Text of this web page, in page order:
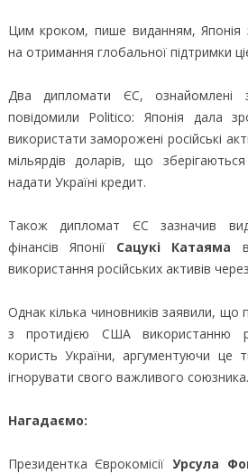
Цим кроком, пише виданням, Японія
на отримання глобальної підтримки
Два дипломати ЄС, ознайомлені
повідомили Politico: Японія дала
використати заморожені російські
мільярдів доларів, що
надати Україні кредит.
Також дипломат ЄС зазначив
фінансів Японії Сацукі Катаяма
використання російських активів
Однак кілька чиновників заявили, що
з протидією США використанню
користь України, аргументуючи
ігнорувати свого важливого союзника.
Нагадаємо:
Президентка ЄврокомісіїУрсула